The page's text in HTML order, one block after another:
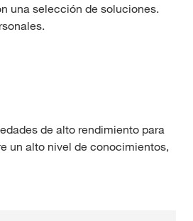
una selección de soluciones.
de alto rendimiento para
un alto nivel de conocimientos,